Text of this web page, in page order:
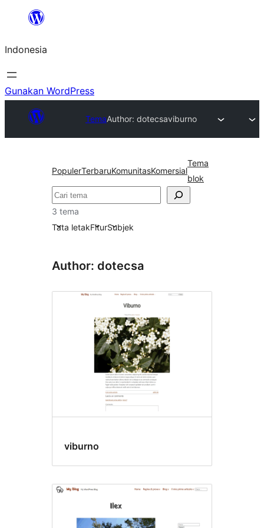
Lewati
konten
Indonesia
Gunakan WordPress
TemaAuthor: dotecsaviburno
PopulerTerbaruKomunitasKomersial
Tema
blok
Cari
3 tema
Tata letakFiturSubjek
Author: dotecsa
viburno